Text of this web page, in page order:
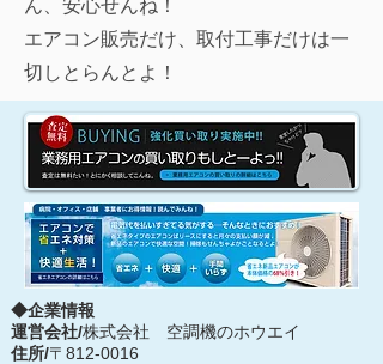
ん、安心せんね！
エアコン販売だけ、取付工事だけは一
切しとらんとよ！
◆企業情報
運営会社/株式会社 空調機のホウエイ
住所/〒812-0016